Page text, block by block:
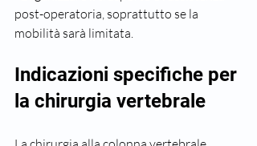
post-operatoria, soprattutto se la
mobilità sarà limitata.
Indicazioni specifiche per
la chirurgia vertebrale